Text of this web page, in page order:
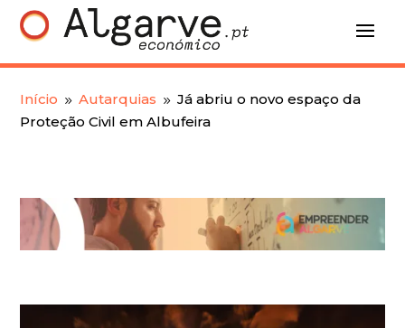
Início 9 Autarquias 9 Já abriu o novo espaço da
Proteção Civil em Albufeira